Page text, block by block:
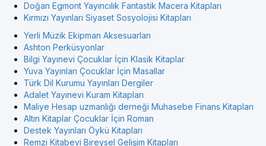
Doğan Egmont Yayıncılık Fantastik Macera Kitapları
Kırmızı Yayınları Siyaset Sosyolojisi Kitapları
Yerli Müzik Ekipman Aksesuarları
Ashton Perküsyonlar
Bilgi Yayınevi Çocuklar İçin Klasik Kitaplar
Yuva Yayınları Çocuklar İçin Masallar
Türk Dil Kurumu Yayınları Dergiler
Adalet Yayınevi Kuram Kitapları
Maliye Hesap uzmanlığı derneği Muhasebe Finans Kitapları
Altın Kitaplar Çocuklar İçin Roman
Destek Yayınları Öykü Kitapları
Remzi Kitabevi Bireysel Gelişim Kitapları